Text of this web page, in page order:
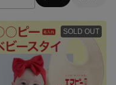
SOLD OUT